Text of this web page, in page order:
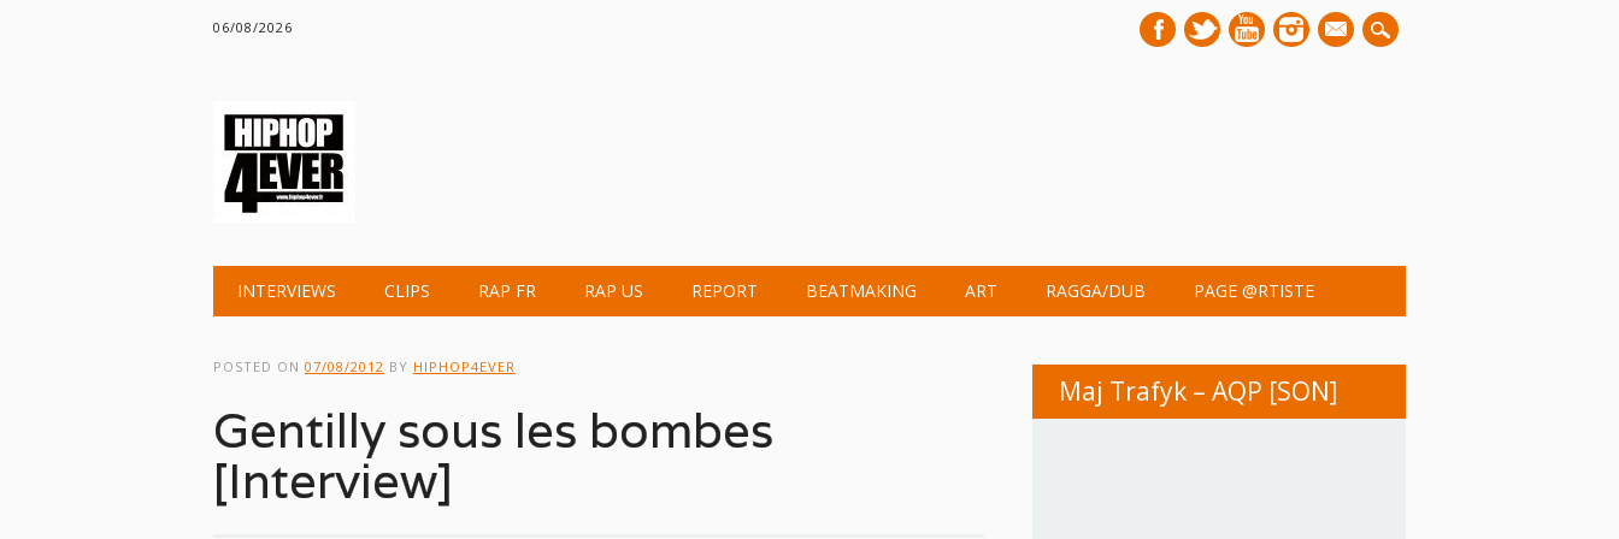
06/08/2026
mail
Main menu
INTERVIEWS CLIPS RAP FR RAP US REPORT BEATMAKING ART RAGGA/DUB PAGE @RTISTE
POSTED ON 07/08/2012 BY HIPHOP4EVER
Gentilly sous les bombes
[Interview]
Maj Trafyk – AQP [SON]